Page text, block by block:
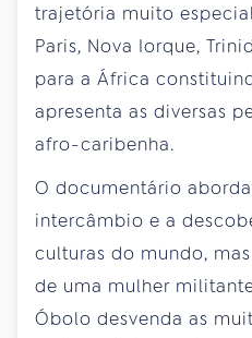
trajetória muito
Paris, Nova Iorque,
para a África
apresenta as diversas
afro-caribenha.
O documentário
intercâmbio e a
culturas do mundo,
de uma mulher
Óbolo desvenda as